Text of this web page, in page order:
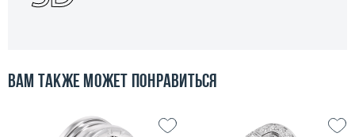
Вам также может понравиться